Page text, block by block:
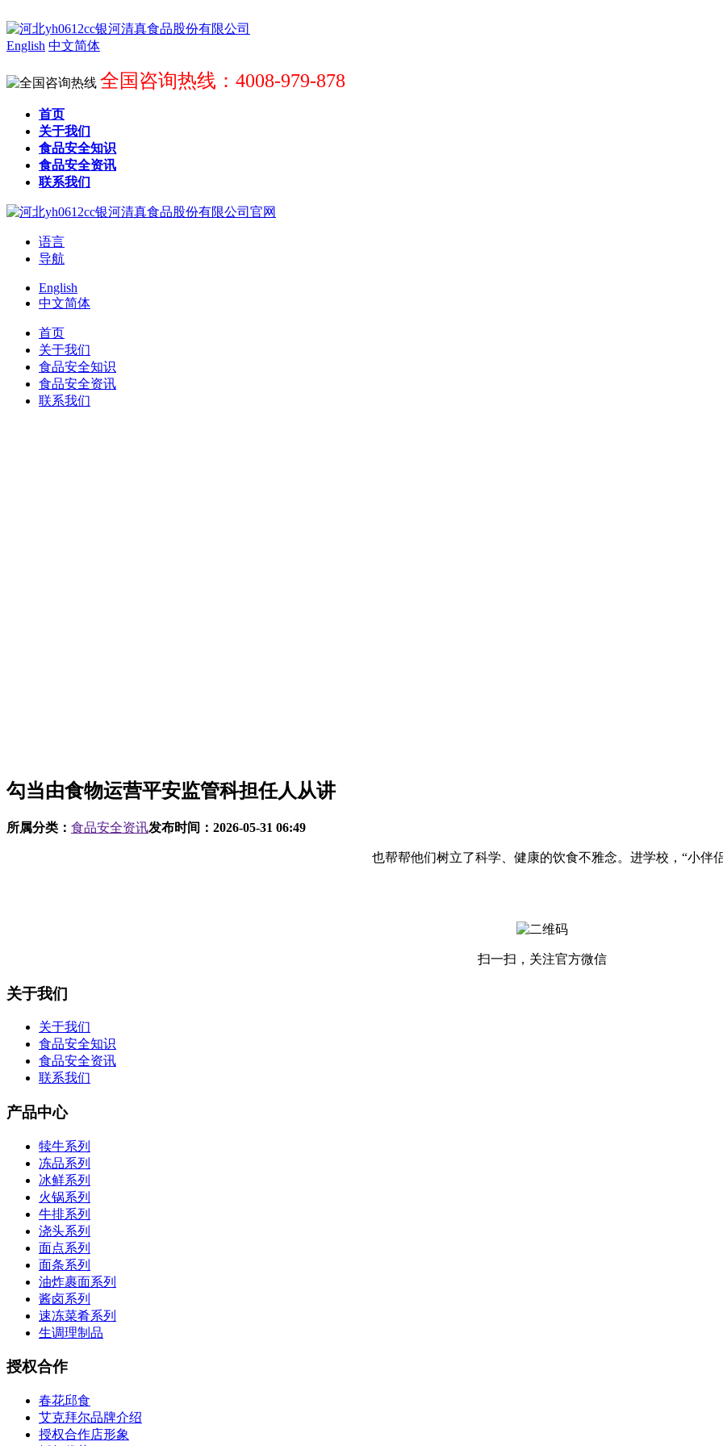
English 中文简体
全国咨询热线：4008-979-878
首页
关于我们
食品安全知识
食品安全资讯
联系我们
语言
导航
English
中文简体
首页
关于我们
食品安全知识
食品安全资讯
联系我们
勾当由食物运营平安监管科担任人从讲
所属分类： 食品安全资讯发布时间： 2026-05-31 06:49
也帮帮他们树立了科学、健康的饮食不雅念。进学校，“小伴
扫一扫，关注官方微信
关于我们
关于我们
食品安全知识
食品安全资讯
联系我们
产品中心
犊牛系列
冻品系列
冰鲜系列
火锅系列
牛排系列
浇头系列
面点系列
面条系列
油炸裹面系列
酱卤系列
速冻菜肴系列
生调理制品
授权合作
春花邱食
艾克拜尔品牌介绍
授权合作店形象